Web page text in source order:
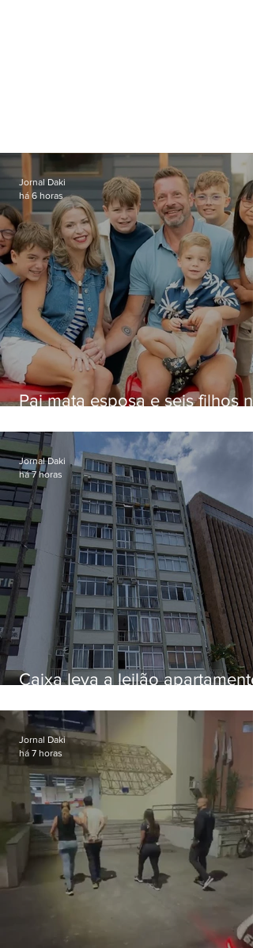
Pai mata esposa e seis filhos
Jornal Daki
há 6 horas
Caixa leva a leilão apartamento
Botafogo
Jornal Daki
há 7 horas
Jornal Daki
há 7 horas